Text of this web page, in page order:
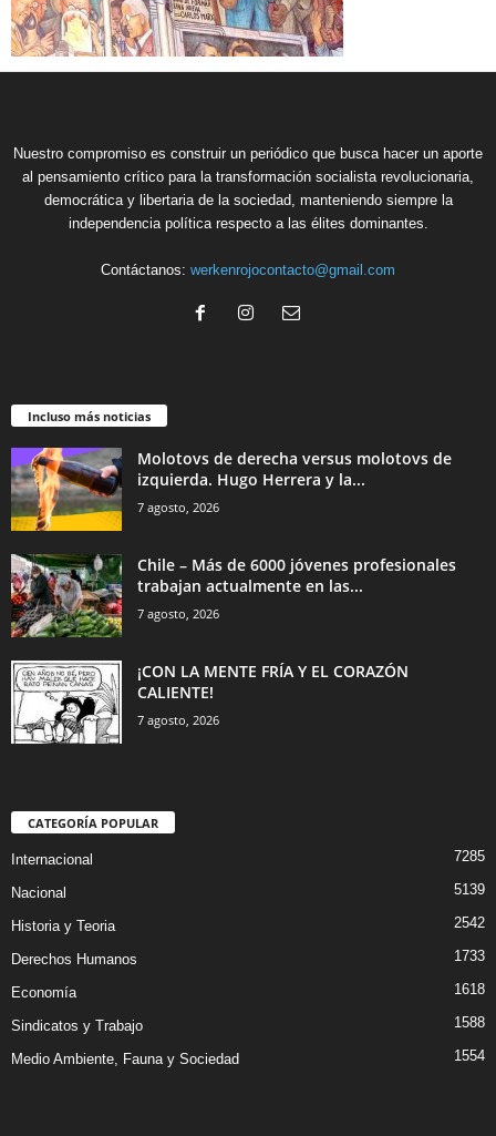
Nuestro compromiso es construir un periódico que busca hacer un aporte
al pensamiento crítico para la transformación socialista revolucionaria,
democrática y libertaria de la sociedad, manteniendo siempre la
independencia política respecto a las élites dominantes.
Contáctanos: werkenrojocontacto@gmail.com
Incluso más noticias
Molotovs de derecha versus molotovs de
izquierda. Hugo Herrera y la...
7 agosto, 2026
Chile – Más de 6000 jóvenes profesionales
trabajan actualmente en las...
7 agosto, 2026
¡CON LA MENTE FRÍA Y EL CORAZÓN
CALIENTE!
7 agosto, 2026
CATEGORÍA POPULAR
Internacional 7285
Nacional 5139
Historia y Teoria 2542
Derechos Humanos 1733
Economía 1618
Sindicatos y Trabajo 1588
Medio Ambiente, Fauna y Sociedad 1554